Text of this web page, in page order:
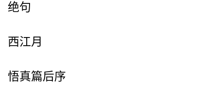
绝句
西江月
悟真篇后序